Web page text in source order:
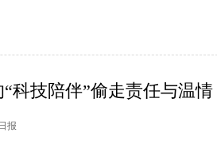
科技陪伴”偷走责任与温情
报